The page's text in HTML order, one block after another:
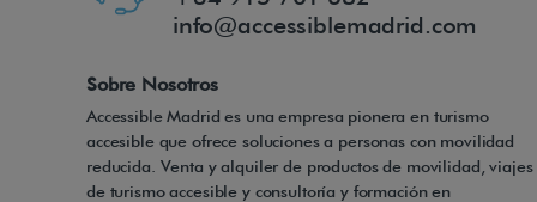
info@accessiblemadrid.com
Sobre Nosotros
Accessible Madrid es una empresa pionera en turismo
accesible que ofrece soluciones a personas con movilidad
reducida. Venta y alquiler de productos de movilidad, viajes
de turismo accesible y consultoría y formación en